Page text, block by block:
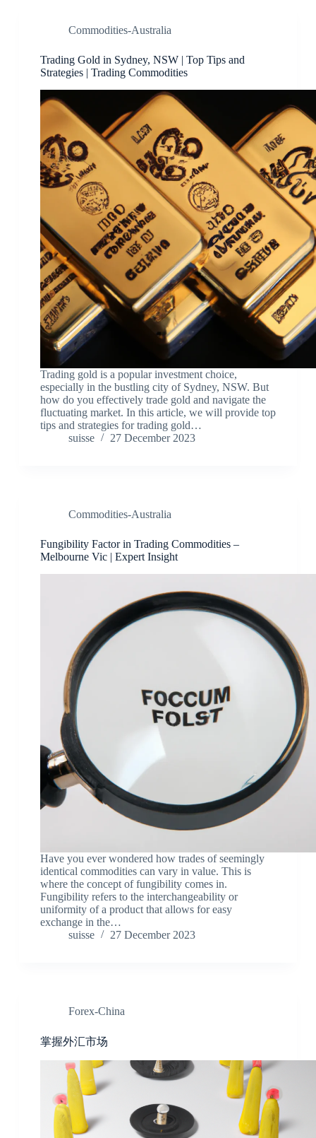
Commodities-Australia
Trading Gold in Sydney, NSW | Top Tips and
Strategies | Trading Commodities
Trading gold is a popular investment choice,
especially in the bustling city of Sydney, NSW. But
how do you effectively trade gold and navigate the
fluctuating market. In this article, we will provide top
tips and strategies for trading gold…
suisse
27 December 2023
Commodities-Australia
Fungibility Factor in Trading Commodities –
Melbourne Vic | Expert Insight
Have you ever wondered how trades of seemingly
identical commodities can vary in value. This is
where the concept of fungibility comes in.
Fungibility refers to the interchangeability or
uniformity of a product that allows for easy
exchange in the…
suisse
27 December 2023
Forex-China
掌握外汇市场